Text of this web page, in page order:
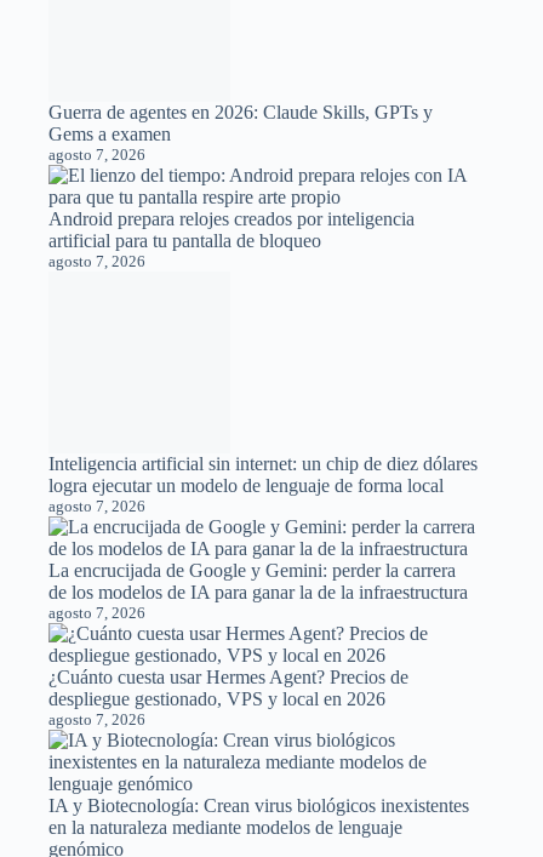
artificial para tu pantalla de bloqueo
agosto 7, 2026
Inteligencia artificial sin internet: un chip de diez dólares
logra ejecutar un modelo de lenguaje de forma local
agosto 7, 2026
agosto 7, 2026
IA y Biotecnología: Crean virus biológicos inexistentes
en la naturaleza mediante modelos de lenguaje
genómico
agosto 7, 2026
OpenAI libera el uso ilimitado de ChatGPT con GPT-
5.6 Luna en sus cuentas gratuitas
agosto 7, 2026
Quién vigila a los vigilantes: El extraño bucle
informativo entre Wikipedia y los medios de
comunicación